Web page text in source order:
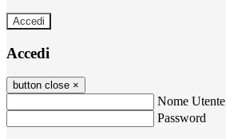
Accedi
Accedi
button close ×
Nome Utente
Password